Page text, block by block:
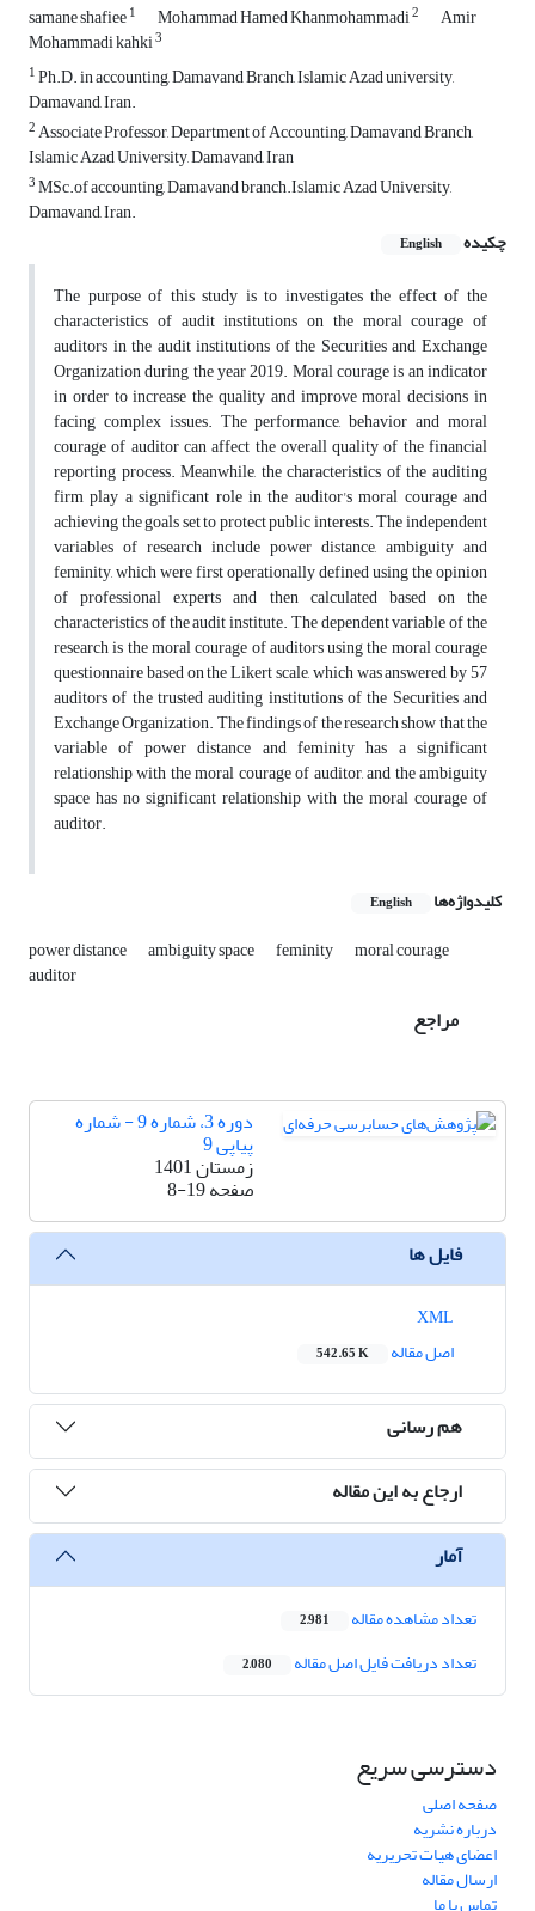
samane shafiee1 Mohammad Hamed Khanmohammadi2 Amir
Mohammadi kahki3
1Ph.D. in accounting, Damavand Branch, Islamic Azad university,
Damavand, Iran.
2Associate Professor, Department of Accounting, Damavand Branch,
Islamic Azad University, Damavand, Iran
3MSc.of accounting, Damavand branch.Islamic Azad University,
Damavand, Iran.
چکیده
English
The purpose of this study is to investigates the effect of the
characteristics of audit institutions on the moral courage of
auditors in the audit institutions of the Securities and Exchange
Organization during the year 2019. Moral courage is an indicator
in order to increase the quality and improve moral decisions in
facing complex issues. The performance, behavior and moral
courage of auditor can affect the overall quality of the financial
reporting process. Meanwhile, the characteristics of the auditing
firm play a significant role in the auditor's moral courage and
achieving the goals set to protect public interests. The independent
variables of research include power distance, ambiguity and
feminity, which were first operationally defined using the opinion
of professional experts and then calculated based on the
characteristics of the audit institute. The dependent variable of the
research is the moral courage of auditors using the moral courage
questionnaire based on the Likert scale, which was answered by 57
auditors of the trusted auditing institutions of the Securities and
Exchange Organization. The findings of the research show that the
variable of power distance and feminity has a significant
relationship with the moral courage of auditor, and the ambiguity
space has no significant relationship with the moral courage of
auditor.
کلیدواژه‌ها English
power distance ambiguity space feminity moral courage
auditor
مراجع
دوره 3، شماره 9 - شماره
پیاپی 9
زمستان 1401
صفحه8-19
فایل ها
اصل مقاله
542.65 K
هم رسانی
ارجاع به این مقاله
آمار
تعداد مشاهده مقاله 2,981
تعداد دریافت فایل اصل مقاله 2,080
دسترسی سریع
صفحه اصلی
درباره نشریه
اعضای هیات تحریریه
ارسال مقاله